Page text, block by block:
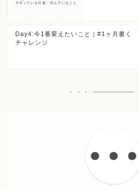
Day4:今1番変えたいこと｜#1ヶ月書く
チャレンジ